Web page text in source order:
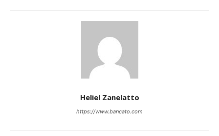
Heliel Zanelatto
https://www.bancato.com